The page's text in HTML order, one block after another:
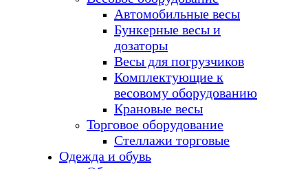
Автомобильные весы
Бункерные весы и
дозаторы
Весы для погрузчиков
Комплектующие к
весовому оборудованию
Крановые весы
Торговое оборудование
Стеллажи торговые
Одежда и обувь